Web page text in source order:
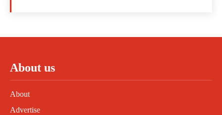
About us
About
Advertise